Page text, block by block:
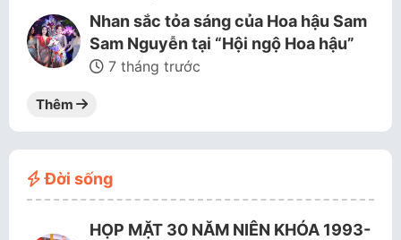
Nhan sắc tỏa sáng của Hoa hậu Sam
Sam Nguyễn tại “Hội ngộ Hoa hậu”
7 tháng trước
Thêm
Đời sống
HỌP MẶT 30 NĂM NIÊN KHÓA 1993-